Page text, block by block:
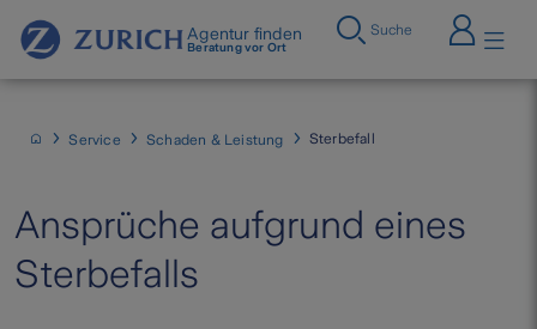
Agentur finden
Beratung vor Ort
Suche
Service Schaden & Leistung Sterbefall
Ansprüche aufgrund eines
Sterbefalls